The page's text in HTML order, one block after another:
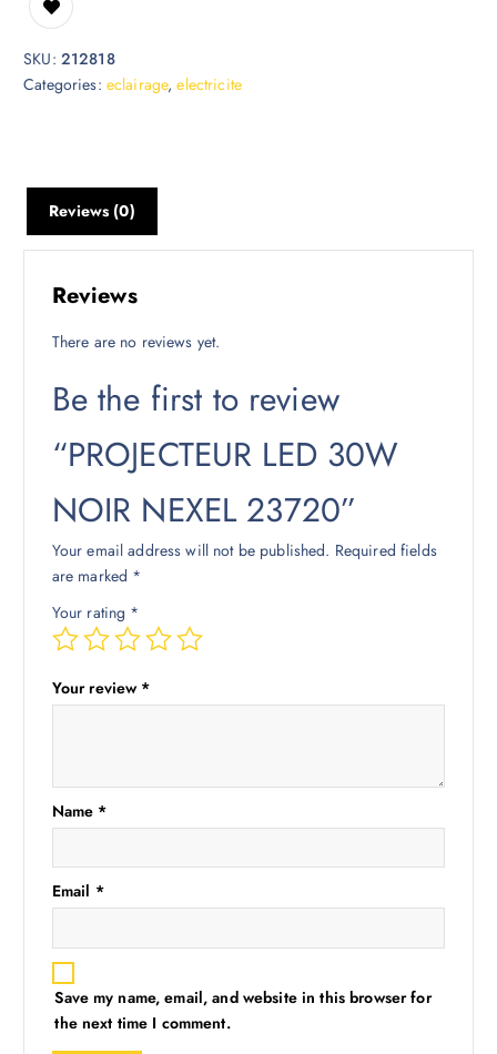
SKU: 212818
Categories: eclairage,electricite
Reviews (0)
Reviews
There are no reviews yet.
Be the first to review
“PROJECTEUR LED 30W
NOIR NEXEL 23720”
Your email address will not be published. Required fields
are marked *
Your rating *
Your review *
Name *
Email *
Save my name, email, and website in this browser for
the next time I comment.